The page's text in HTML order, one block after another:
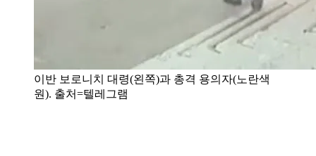
이반 보로니치 대령(왼쪽)과 총격 용의자(노란색
원). 출처=텔레그램